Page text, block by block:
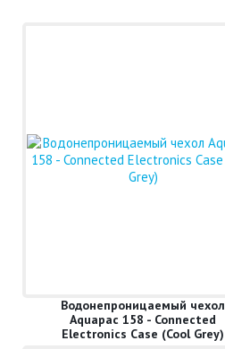
Водонепроницаемый чехол
Aquapac 158 - Connected
Electronics Case (Cool Grey)